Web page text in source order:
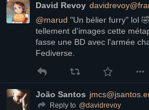
David Revoy
@marud "Un bélier furry" lol
tellement d'images cette
fasse une BD avec l'armée
Fediverse.
João Santos
Reply to @davidrevoy